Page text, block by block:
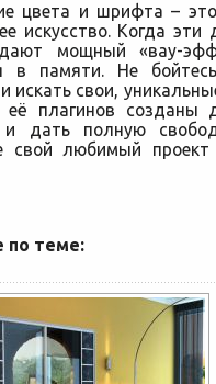
цвета и шрифта –
искусство. Когда
мощный «вау-
в памяти. Не
искать свои,
плагинов созданы
и дать полную
свой любимый
по теме: